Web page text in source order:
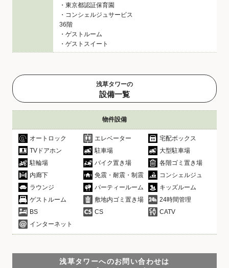
・東京都認証保育園
・コンシェルジュサービス
36階
・ゲストルーム
・ゲストスイート
浅草タワーの
設備一覧
物件設備
オートロック エレベーター
宅配ボックス
TVドアホン
駐車場
大型駐車場
駐輪場
バイク置き場
各階ゴミ置き場
内廊下
免震・耐震・制震
コンシェルジュ
ラウンジ
パーティールーム
キッズルーム
ゲストルーム
敷地内ゴミ置き場
24時間管理
BS
CS
CATV
インターネット
浅草タワーへのお問い合わせは